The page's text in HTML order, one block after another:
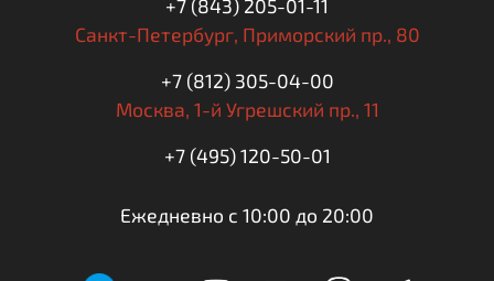
+7 (843) 205-01-11
Санкт-Петербург, Приморский пр., 80
+7 (812) 305-04-00
Москва, 1-й Угрешский пр., 11
+7 (495) 120-50-01
Ежедневно с 10:00 до 20:00